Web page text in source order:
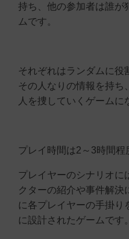
持ち、他の参加者は誰が
ムです。
それぞれはランダムに役
その人なりの情報を持ち
人を捜していくゲームに
プレイ時間は2～3時間程
プレイヤーのシナリオに
クターの紹介や事件解決
に各プレイヤーの手掛り
に設計されたゲームです。